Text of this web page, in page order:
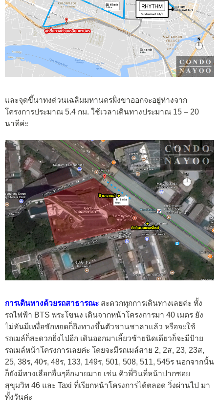
และจุดขึ้นาทงด่วนเฉลิมมหานครฝั่งขาออกจะอยู่ห่างจาก
โครงการประมาณ 5.4 กม. ใช้เวลาเดินทางประมาณ 15 – 20
นาทีค่ะ
การเดินทางด้วยรถสาธารณะ สะดวกทุกการเดินทางเลยค่ะ ทั้ง
รถไฟฟ้า BTS พระโขนง เดินจากหน้าโครงการมา 40 เมตร ยัง
ไม่ทันมีเหงื่อซักหยดก็ถึงทางขึ้นตัวชานชาลาแล้ว หรือจะใช้
รถเมล์ก็สะดวกยิ่งไปอีก เดินออกมาเลี้ยวซ้ายนิดเดียวก็จะมีป้าย
รถเมล์หน้าโครงการเลยค่ะ โดยจะมีรถเมล์สาย 2, 2ส, 23, 23ส,
25, 38ร, 40ร, 48ร, 133, 149ร, 501, 508, 511, 545ร นอกจากนั้น
ก็ยังมีทางเลือกอื่นๆอีกมายมาย เช่น คิวพี่วินที่หน้าปากซอย
สุขุมวิท 46 และ Taxi ที่เรียกหน้าโครงการได้ตลอด วิ่งผ่านไป มา
ทั้งวันค่ะ